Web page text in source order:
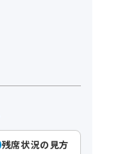
残席状況の見方